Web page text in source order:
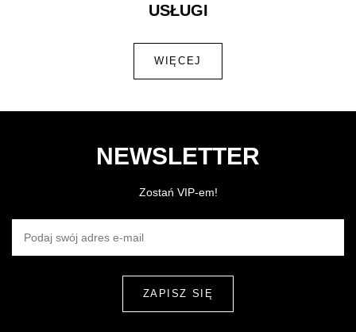
USŁUGI
WIĘCEJ
NEWSLETTER
Zostań VIP-em!